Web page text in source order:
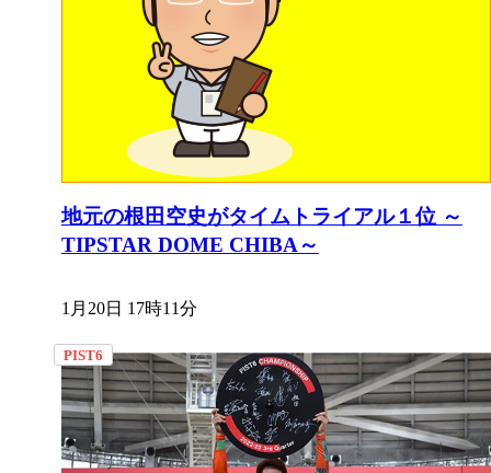
地元の根田空史がタイムトライアル１位 ～
TIPSTAR DOME CHIBA～
1月20日 17時11分